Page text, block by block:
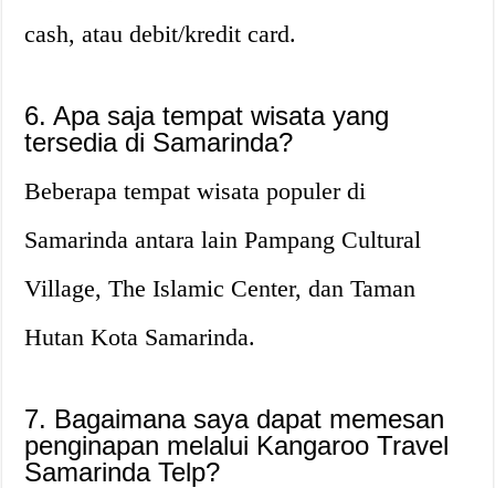
cash, atau debit/kredit card.
6. Apa saja tempat wisata yang
tersedia di Samarinda?
Beberapa tempat wisata populer di
Samarinda antara lain Pampang Cultural
Village, The Islamic Center, dan Taman
Hutan Kota Samarinda.
7. Bagaimana saya dapat memesan
penginapan melalui Kangaroo Travel
Samarinda Telp?